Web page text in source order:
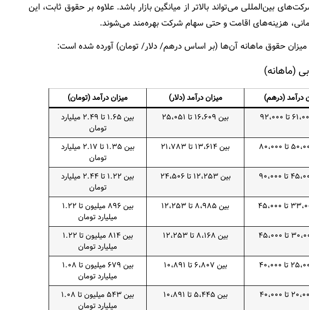
بین‌المللی می‌تواند بالاتر از میانگین بازار باشد. علاوه بر حقوق ثابت، این
درمانی، هزینه‌های اقامت و حتی سهام شرکت بهره‌مند می‌شوند.
میزان حقوق ماهانه آن‌ها (بر اساس درهم/ دلار/ تومان) آورده شده است:
(ماهانه)
درآمد (درهم) میزان درآمد (دلار)
میزان درآمد (تومان)
بین ۱۶،۶۰۹ تا ۲۵،۰۵۱
بین ۱.۶۵ تا ۲.۴۹ میلیارد
تومان
بین ۱۳،۶۱۴ تا ۲۱،۷۸۳
بین ۱.۳۵ تا ۲.۱۷ میلیارد
تومان
بین ۱۲،۲۵۳ تا ۲۴،۵۰۶
بین ۱.۲۲ تا ۲.۴۴ میلیارد
تومان
بین ۸،۹۸۵ تا ۱۲،۲۵۳
بین ۸۹۶ میلیون تا ۱.۲۲
میلیارد تومان
بین ۸،۱۶۸ تا ۱۲،۲۵۳
بین ۸۱۴ میلیون تا ۱.۲۲
میلیارد تومان
بین ۶،۸۰۷ تا ۱۰،۸۹۱
بین ۶۷۹ میلیون تا ۱.۰۸
میلیارد تومان
بین ۵،۴۴۵ تا ۱۰،۸۹۱
بین ۵۴۳ میلیون تا ۱.۰۸
میلیارد تومان